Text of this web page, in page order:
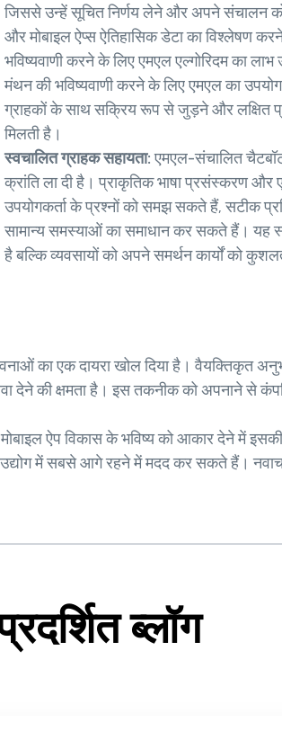
जिससे उन्हें सूचित निर्णय लेने और अपने संचालन
और मोबाइल ऐप्स ऐतिहासिक डेटा का विश्लेषण
भविष्यवाणी करने के लिए एमएल एल्गोरिदम का
मंथन की भविष्यवाणी करने के लिए एमएल का
ग्राहकों के साथ सक्रिय रूप से जुड़ने और लक्षित
मिलती है।
स्वचालित ग्राहक सहायता:एमएल-संचालित
क्रांति ला दी है। प्राकृतिक भाषा प्रसंस्करण और
उपयोगकर्ता के प्रश्नों को समझ सकते हैं, सटीक
सामान्य समस्याओं का समाधान कर सकते हैं। यह
है बल्कि व्यवसायों को अपने समर्थन कार्यों को
का एक दायरा खोल दिया है। वैयक्तिकृत
देने की क्षमता है। इस तकनीक को अपनाने से
मोबाइल ऐप विकास के भविष्य को आकार देने में
उद्योग में सबसे आगे रहने में मदद कर सकते हैं।
ब्लॉग